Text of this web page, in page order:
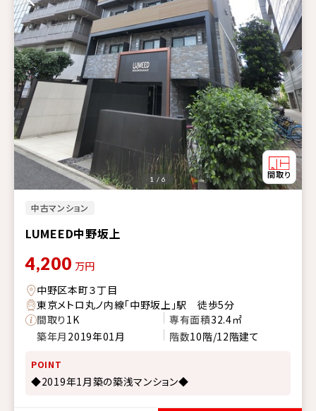
中古マンション
LUMEED中野坂上
1 / 6
4,200 万円
中野区本町３丁目
東京メトロ丸ノ内線「中野坂上」駅 徒歩5分
間取り1K 専有面積32.4㎡
築年月 2019年01月 階数10階/12階建て
POINT
◆2019年1月築の築浅マンション◆